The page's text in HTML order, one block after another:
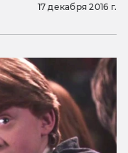
17 декабря 2016 г.